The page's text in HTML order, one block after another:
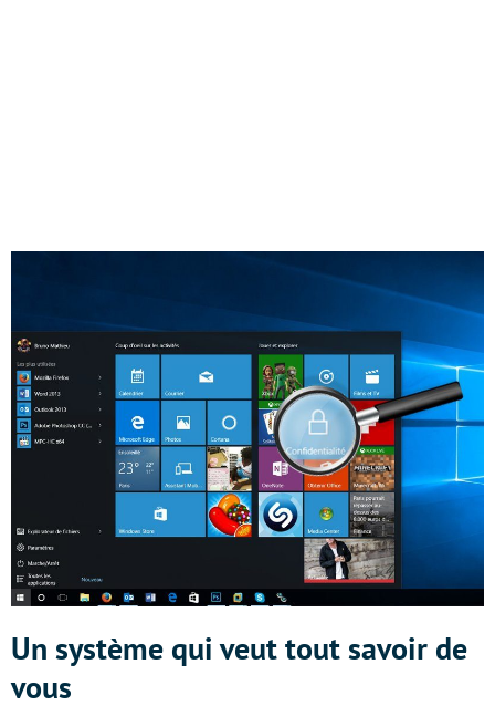
Un système qui veut tout savoir de
vous